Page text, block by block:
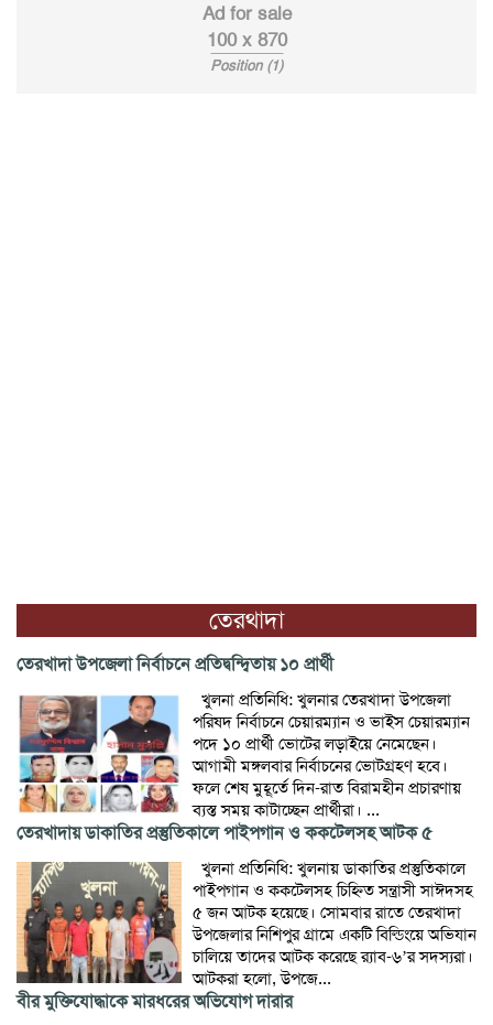
Ad for sale
100 x 870
Position (1)
তেরথাদা
তেরখাদা উপজেলা নির্বাচনে প্রতিদ্বন্দ্বিতায় ১০ প্রার্থী
খুলনা প্রতিনিধি: খুলনার তেরখাদা উপজেলা
পরিষদ নির্বাচনে চেয়ারম্যান ও ভাইস চেয়ারম্যান
পদে ১০ প্রার্থী ভোটের লড়াইয়ে নেমেছেন।
আগামী মঙ্গলবার নির্বাচনের ভোটগ্রহণ হবে।
ফলে শেষ মুহূর্তে দিন-রাত বিরামহীন প্রচারণায়
ব্যস্ত সময় কাটাচ্ছেন প্রার্থীরা। ...
তেরখাদায় ডাকাতির প্রস্তুতিকালে পাইপগান ও ককটেলসহ আটক ৫
খুলনা প্রতিনিধি: খুলনায় ডাকাতির প্রস্তুতিকালে
পাইপগান ও ককটেলসহ চিহ্নিত সন্ত্রাসী সাঈদসহ
৫ জন আটক হয়েছে। সোমবার রাতে তেরখাদা
উপজেলার নিশিপুর গ্রামে একটি বিল্ডিংয়ে অভিযান
চালিয়ে তাদের আটক করেছে র‌্যাব-৬’র সদস্যরা।
আটকরা হলো, উপজে...
বীর মুক্তিযোদ্ধাকে মারধরের অভিযোগ দারার